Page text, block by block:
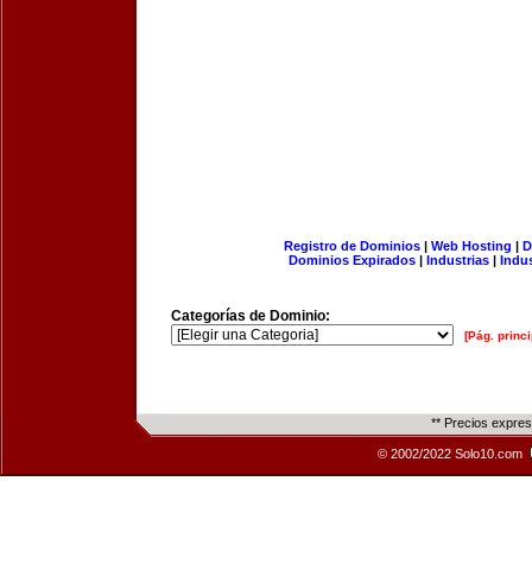
Registro de Dominios| Web Hosting |
Dominios Expirados | Industrias |
Categorías de Dominio:
[Pág.
** Precios
© 2002/2022 Solo10.com